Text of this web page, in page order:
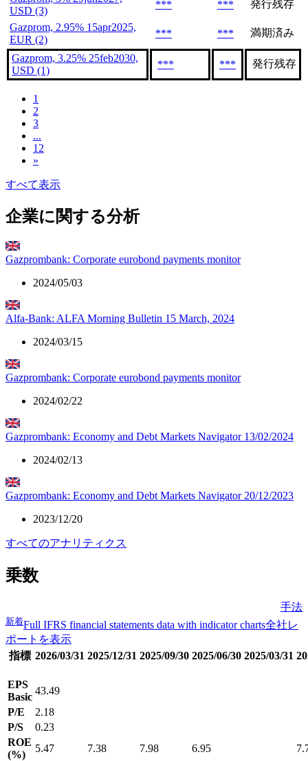
USD (3)
*** ***
発行残存
Gazprom, 2.95% 15apr2025,
EUR (2)
*** *** 満期済み
Gazprom, 3.25% 25feb2030,
USD (1)
*** *** 発行残存
1
2
3
...
12
»
すべて表示
企業に関する分析
Gazprombank: Corporate eurobond payments monitor
2024/05/03
Alfa-Bank: ALFA Morning Bulletin 15 March, 2024
2024/03/15
Gazprombank: Corporate eurobond payments monitor
2024/02/22
Gazprombank: Economy and Debt Markets Navigator 13/02/2024
2024/02/13
Gazprombank: Economy and Debt Markets Navigator 20/12/2023
2023/12/20
すべてのアナリティクス
乗数
手法
新着Full IFRS financial statements data with indicator charts全社レ
ポートを表示
指標 2026/03/31 2025/12/31 2025/09/30 2025/06/30 2025/03/31
EPS
Basic
43.49
P/E
2.18
P/S
0.23
ROE
(%)
5.47 7.38 7.98 6.95